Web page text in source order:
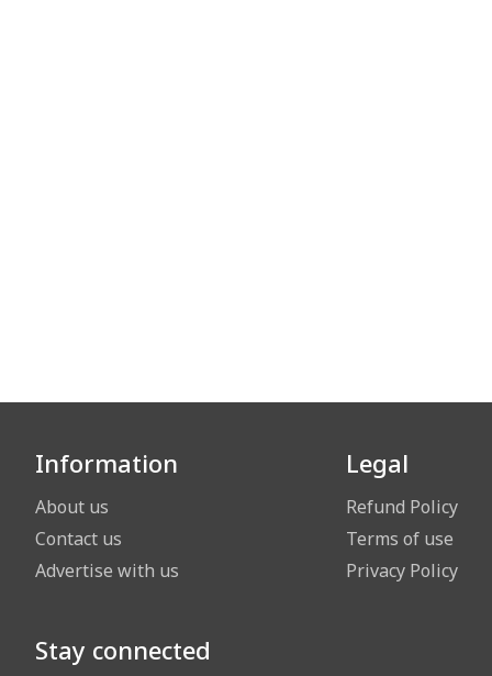
Information
About us
Contact us
Advertise with us
Legal
Refund Policy
Terms of use
Privacy Policy
Stay connected